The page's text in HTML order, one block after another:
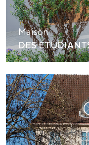
Maison
DES